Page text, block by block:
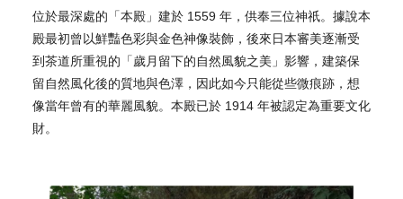
位於最深處的「本殿」建於 1559 年，供奉三位神祇。據說本
殿最初曾以鮮豔色彩與金色神像裝飾，後來日本審美逐漸受
到茶道所重視的「歲月留下的自然風貌之美」影響，建築保
留自然風化後的質地與色澤，因此如今只能從些微痕跡，想
像當年曾有的華麗風貌。本殿已於 1914 年被認定為重要文化
財。